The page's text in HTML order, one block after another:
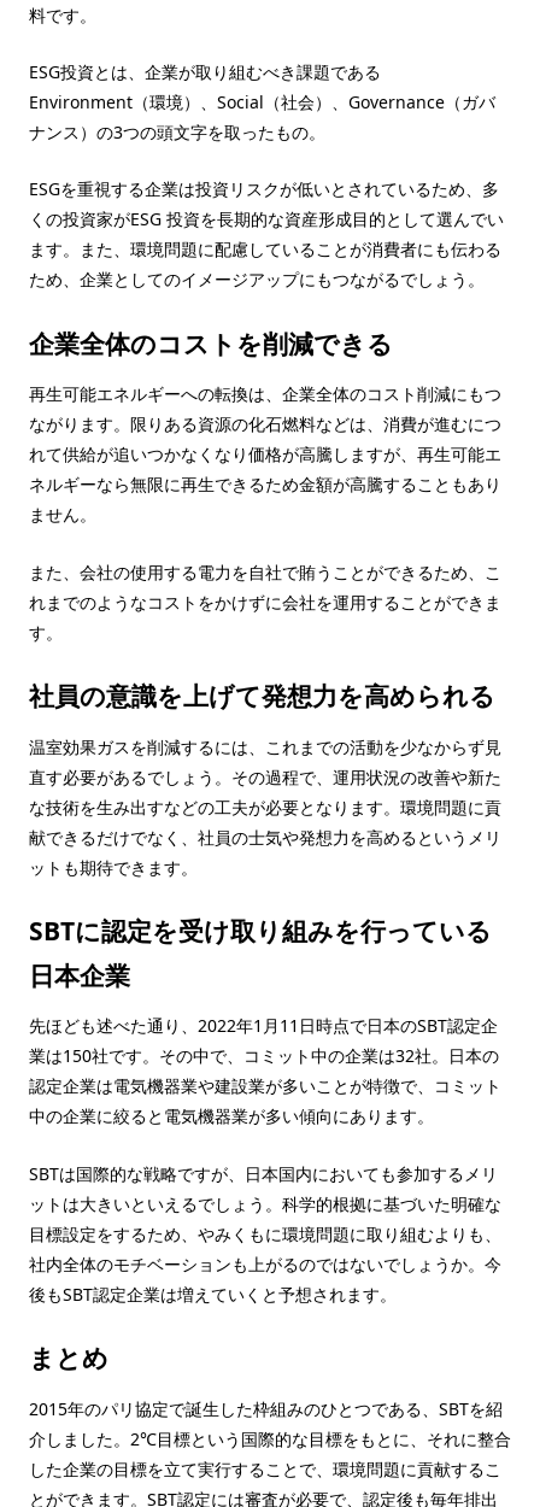
料です。
ESG投資とは、企業が取り組むべき課題である
Environment（環境）、Social（社会）、Governance（ガバ
ナンス）の3つの頭文字を取ったもの。
ESGを重視する企業は投資リスクが低いとされているため、多
くの投資家がESG 投資を長期的な資産形成目的として選んでい
ます。また、環境問題に配慮していることが消費者にも伝わる
ため、企業としてのイメージアップにもつながるでしょう。
企業全体のコストを削減できる
再生可能エネルギーへの転換は、企業全体のコスト削減にもつ
ながります。限りある資源の化石燃料などは、消費が進むにつ
れて供給が追いつかなくなり価格が高騰しますが、再生可能エ
ネルギーなら無限に再生できるため金額が高騰することもあり
ません。
また、会社の使用する電力を自社で賄うことができるため、こ
れまでのようなコストをかけずに会社を運用することができま
す。
社員の意識を上げて発想力を高められる
温室効果ガスを削減するには、これまでの活動を少なからず見
直す必要があるでしょう。その過程で、運用状況の改善や新た
な技術を生み出すなどの工夫が必要となります。環境問題に貢
献できるだけでなく、社員の士気や発想力を高めるというメリ
ットも期待できます。
SBTに認定を受け取り組みを行っている
日本企業
先ほども述べた通り、2022年1月11日時点で日本のSBT認定企
業は150社です。その中で、コミット中の企業は32社。日本の
認定企業は電気機器業や建設業が多いことが特徴で、コミット
中の企業に絞ると電気機器業が多い傾向にあります。
SBTは国際的な戦略ですが、日本国内においても参加するメリ
ットは大きいといえるでしょう。科学的根拠に基づいた明確な
目標設定をするため、やみくもに環境問題に取り組むよりも、
社内全体のモチベーションも上がるのではないでしょうか。今
後もSBT認定企業は増えていくと予想されます。
まとめ
2015年のパリ協定で誕生した枠組みのひとつである、SBTを紹
介しました。2℃目標という国際的な目標をもとに、それに整合
した企業の目標を立て実行することで、環境問題に貢献するこ
とができます。SBT認定には審査が必要で、認定後も毎年排出